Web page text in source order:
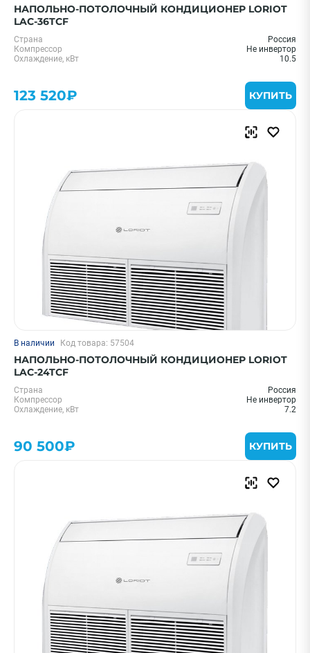
НАПОЛЬНО-ПОТОЛОЧНЫЙ КОНДИЦИОНЕР LORIOT
LAC-36TCF
Страна
Россия
Компрессор
Не инвертор
Охлаждение, кВт
10.5
123 520₽ КУПИТЬ
В наличии Код товара: 57504
НАПОЛЬНО-ПОТОЛОЧНЫЙ КОНДИЦИОНЕР LORIOT
LAC-24TCF
Страна
Россия
Компрессор
Не инвертор
Охлаждение, кВт
7.2
90 500₽ КУПИТЬ